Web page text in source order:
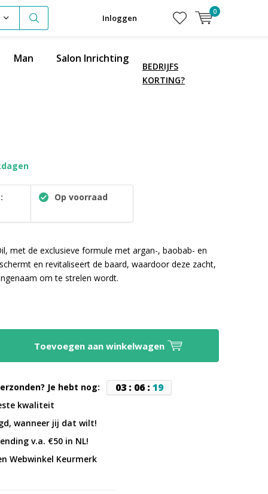
Inloggen
0
Man Salon Inrichting
BEDRIJFS
KORTING?
Op voorraad
met de exclusieve formule met argan-, baobab- en
en revitaliseert de baard, waardoor deze zacht,
om te strelen wordt.
Toevoegen aan winkelwagen
Je hebt nog: 03: 06: 18
kwaliteit
wanneer jij dat wilt!
v.a. €50 in NL!
Webwinkel Keurmerk